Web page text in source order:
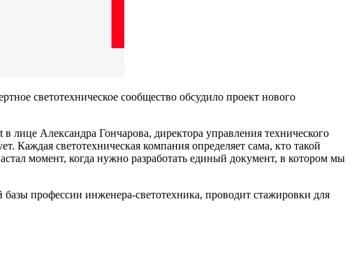
светотехническое сообщество обсудило проект нового
Александра Гончарова, директора управления технического
Каждая светотехническая компания определяет сама, кто такой
момент, когда нужно разработать единый документ, в котором мы
профессии инженера-светотехника, проводит стажировки для